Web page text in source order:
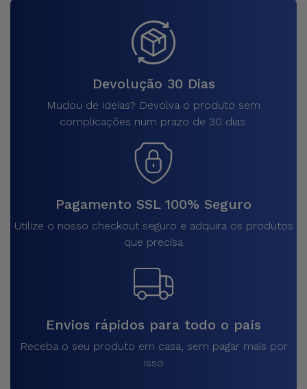
Devolução 30 Dias
Mudou de ideias? Devolva o produto sem
complicações num prazo de 30 dias.
Pagamento SSL 100% Seguro
Utilize o nosso checkout seguro e adquira os produtos
que precisa
Envios rápidos para todo o país
Receba o seu produto em casa, sem pagar mais por
isso